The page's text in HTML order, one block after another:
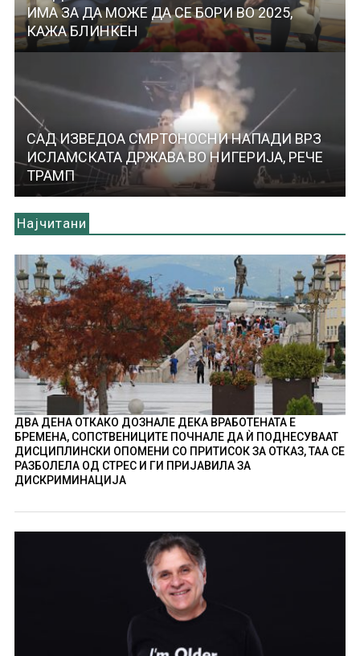
ИМА ЗА ДА МОЖЕ ДА СЕ БОРИ ВО 2025,
КАЖА БЛИНКЕН
САД ИЗВЕДОА СМРТОНОСНИ НАПАДИ ВРЗ
ИСЛАМСКАТА ДРЖАВА ВО НИГЕРИЈА, РЕЧЕ
ТРАМП
Најчитани
ДВА ДЕНА ОТКАКО ДОЗНАЛЕ ДЕКА ВРАБОТЕНАТА Е
БРЕМЕНА, СОПСТВЕНИЦИТЕ ПОЧНАЛЕ ДА Ѝ ПОДНЕСУВААТ
ДИСЦИПЛИНСКИ ОПОМЕНИ СО ПРИТИСОК ЗА ОТКАЗ, ТАА СЕ
РАЗБОЛЕЛА ОД СТРЕС И ГИ ПРИЈАВИЛА ЗА
ДИСКРИМИНАЦИЈА